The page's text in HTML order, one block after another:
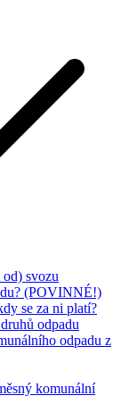
svozu
(POVINNÉ!)
se za ni platí?
odpadu
odpadu z
komunální